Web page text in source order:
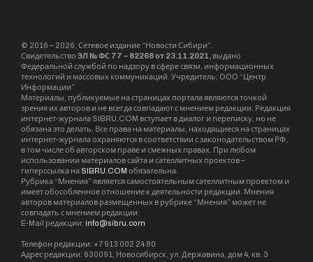
© 2016 – 2026, Сетевое издание “Новости Сибири”.
Свидетельство ЭЛ № ФС 77 – 82268 от 23.11.2021, выдано
Федеральной службой по надзору в сфере связи, информационных
технологий и массовых коммуникаций. Учредитель: ООО “Центр
Информации”
Материалы, публикуемые на страницах портала являются точкой
зрения их авторов и не всегда совпадают с мнением редакции. Редакция
интернет-журнала SIBRU.COM вступает в диалог и переписку, но не
обязана это делать. Все права на материалы, находящиеся на страницах
интернет-журнала охраняются в соответствии с законодательством РФ,
в том числе об авторском праве и смежных правах. При любом
использовании материалов сайта и сателлитных проектов –
гиперссылка на SIBRU.COM обязательна.
Рубрика “Мнения” является самостоятельным сателлитным проектом и
имеет обособленное отношение к деятельности редакции. Мнения
авторов материалов размещенных в рубрике “Мнения” может не
совпадать с мнением редакции.
E-Mail редакции: info@sibru.com
Телефон редакции: +7 913 002 24 80
Адрес редакции: 630091, Новосибирск, ул. Державина, дом 4, кв. 3